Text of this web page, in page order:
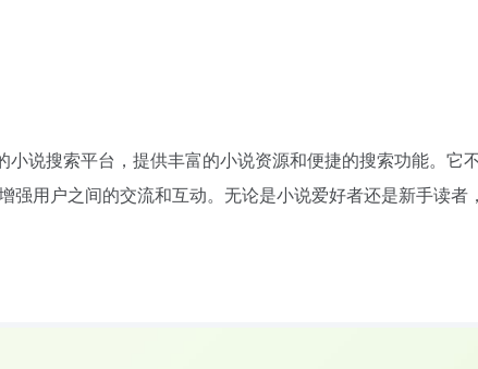
说搜索平台，提供丰富的小说资源和便捷的搜索功能。它
用户之间的交流和互动。无论是小说爱好者还是新手读者